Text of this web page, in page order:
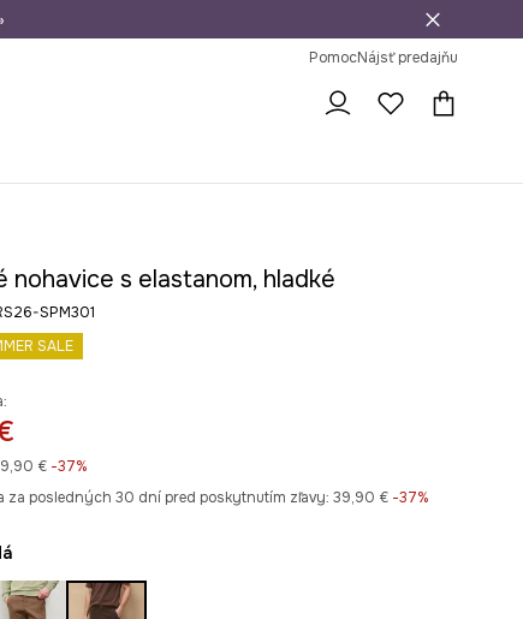
tovaru
PomocNájsť predajňu
nohavice s elastanom, hladké
SPM301
SALE
€-37%
za posledných 30 dní pred poskytnutím zľavy: 39,90 € -37%